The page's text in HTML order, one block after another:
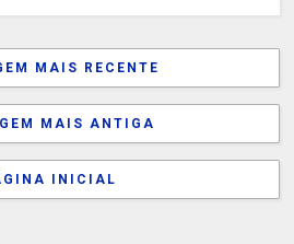
MAIS RECENTE
MAIS ANTIGA
INICIAL